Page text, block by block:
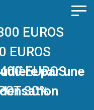
par une
EUROS
EUROS
EUROS
30%